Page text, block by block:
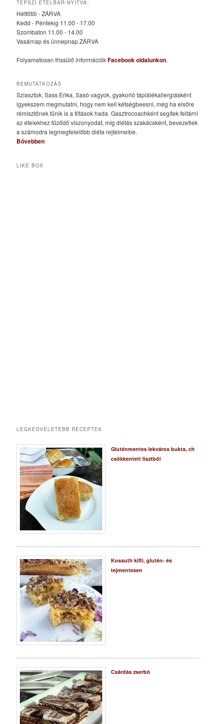
TEPSZI ÉTELBÁR NYITVA:
Hétfőtől - ZÁRVA
Kedd - Péntekig 11.00 - 17.00
Szombaton 11.00 - 14.00
Vasárnap és ünnepnap ZÁRVA
Folyamatosan frissülő információkFacebook oldalunkon.
BEMUTATKOZÁS
Sziasztok, Sass Erika, Sasó vagyok, gyakorló táplálékallergiásként
igyekszem megmutatni, hogy nem kell kétségbeesni, még ha elsőre
rémisztőnek tűnik is a tiltások hada. Gasztrocoachként segítek feltárni
az ételekhez fűződő viszonyodat, míg diétás szakácsként, bevezetlek
a számodra legmegfelelőbb diéta rejtelmeibe.
Bővebben
LIKE BOX
LEGKEDVELETEBB RECEPTEK
Gluténmentes lekváros bukta, ch
csökkentett lisztből
Kossuth kifli, glutén- és
tejmentesen
Csárdás zserbó